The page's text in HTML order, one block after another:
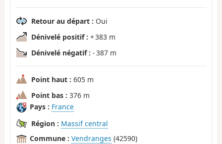
Retour au départ : Oui
Dénivelé positif : + 383 m
Dénivelé négatif : - 387 m
Point haut : 605 m
Point bas : 376 m
Pays : France
Région : Massif central
Commune : Vendranges (42590)